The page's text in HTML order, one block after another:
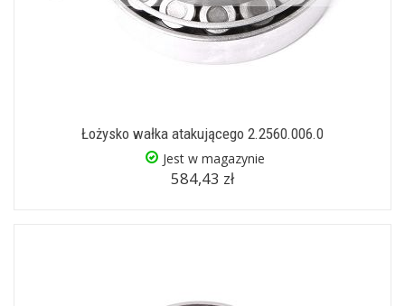
Łożysko wałka atakującego 2.2560.006.0
Jest w magazynie
584,43 zł